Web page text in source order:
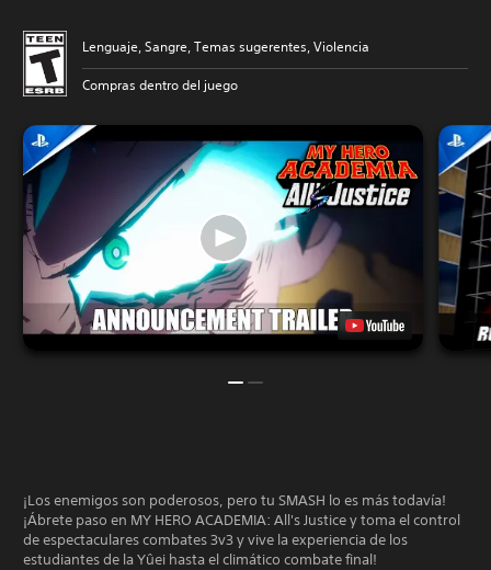
Lenguaje, Sangre, Temas sugerentes, Violencia
Compras dentro del juego
¡Los enemigos son poderosos, pero tu SMASH lo es más todavía!
¡Ábrete paso en MY HERO ACADEMIA: All's Justice y toma el control
de espectaculares combates 3v3 y vive la experiencia de los
estudiantes de la Yûei hasta el climático combate final!